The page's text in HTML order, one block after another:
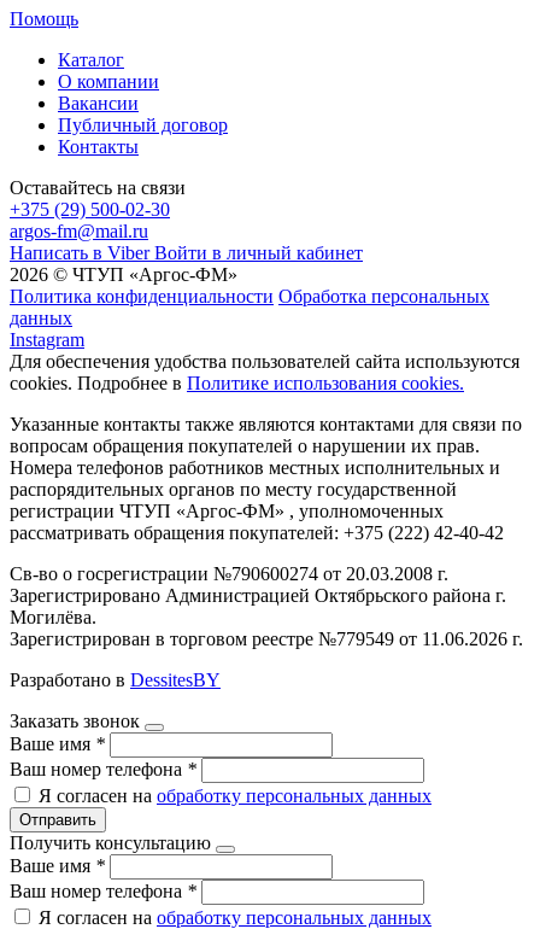
Помощь
Каталог
О компании
Вакансии
Публичный договор
Контакты
Оставайтесь на связи
+375 (29) 500-02-30
argos-fm@mail.ru
Написать в Viber Войти в личный кабинет
2026 © ЧТУП «Аргос-ФМ»
Политика конфиденциальности Обработка персональных
данных
Instagram
Для обеспечения удобства пользователей сайта используются
cookies. Подробнее в Политике использования cookies.
Указанные контакты также являются контактами для связи по
вопросам обращения покупателей о нарушении их прав.
Номера телефонов работников местных исполнительных и
распорядительных органов по месту государственной
регистрации ЧТУП «Аргос-ФМ» , уполномоченных
рассматривать обращения покупателей: +375 (222) 42-40-42
Св-во о госрегистрации №790600274 от 20.03.2008 г.
Зарегистрировано Администрацией Октябрьского района г.
Могилёва.
Зарегистрирован в торговом реестре №779549 от 11.06.2026 г.
Разработано в DessitesBY
Заказать звонок
Ваше имя *
Ваш номер телефона *
Я согласен на обработку персональных данных
Отправить
Получить консультацию
Ваше имя *
Ваш номер телефона *
Я согласен на обработку персональных данных